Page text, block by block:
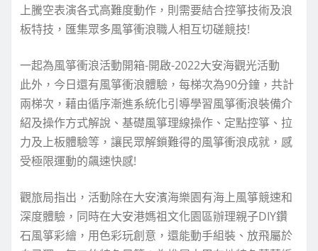
上騰空表演各式高難度動作，則需要結合控箏技術及浪
板特技，匯集眾多風箏衝浪職人相互切磋競技!
一起為風箏衝浪活動開箱-開啟-2022大安海觀光活動
此外，今日還有風箏衝浪體驗，每梯次為90分鐘，共計
兩梯次，藉由循序漸進系統化引導學習風箏衝浪裝備介
紹及操作方式解說、基礎風箏理線操作、定點控箏、拉
力及上板體驗等，讓民眾解鎖難得的風箏衝浪成就，感
受極限運動的飆速快感!
觀旅局指出，活動除在大安濱海樂園有海上風箏競速和
深度體驗，同時在大安港媽祖文化園區辦理親子DIY鑽
石風箏彩繪，用色彩玩創意，還能動手組裝、放飛屬於